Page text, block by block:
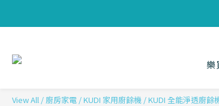
樂
View All /廚房家電 /KUDI 家用廚餘機 /KUDI 全能淨透廚餘